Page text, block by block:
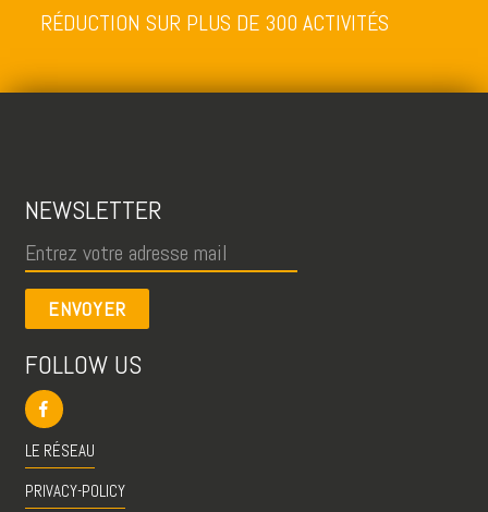
RÉDUCTION SUR PLUS DE 300 ACTIVITÉS
NEWSLETTER
ENVOYER
FOLLOW US
LE RÉSEAU
PRIVACY-POLICY